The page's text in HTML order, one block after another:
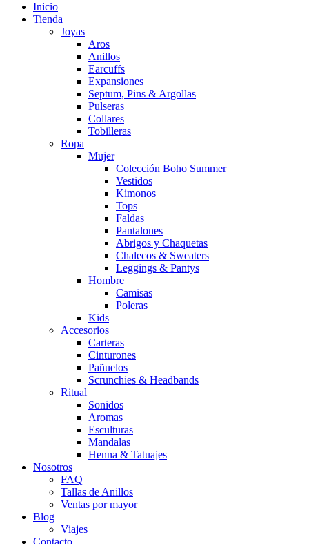
Inicio
Tienda
Joyas
Aros
Anillos
Earcuffs
Expansiones
Septum, Pins & Argollas
Pulseras
Collares
Tobilleras
Ropa
Mujer
Colección Boho Summer
Vestidos
Kimonos
Tops
Faldas
Pantalones
Abrigos y Chaquetas
Chalecos & Sweaters
Leggings & Pantys
Hombre
Camisas
Poleras
Kids
Accesorios
Carteras
Cinturones
Pañuelos
Scrunchies & Headbands
Ritual
Sonidos
Aromas
Esculturas
Mandalas
Henna & Tatuajes
Nosotros
FAQ
Tallas de Anillos
Ventas por mayor
Blog
Viajes
Contacto